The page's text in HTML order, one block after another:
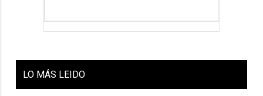
LO MÁS LEIDO